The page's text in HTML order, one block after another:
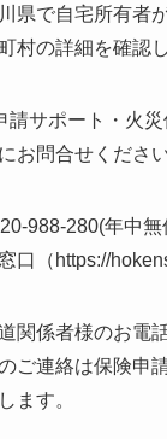
県で自宅所有者
村の詳細を確認
請サポート・火
お問合せください
988-280(年中
口（https://
関係者様のお電
ご連絡は保険申
ます。